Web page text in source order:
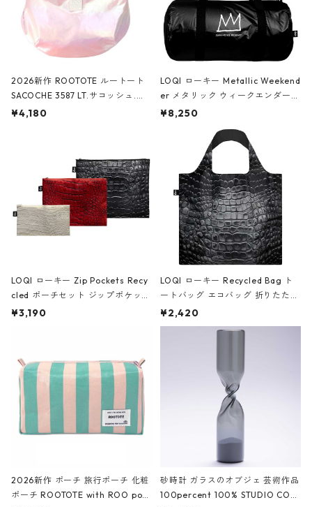
2026新作 ROOTOTE ルートート
SACOCHE 3587 LT.サコッシュ.ル
ミエ-B ショルダーバッグ グロスピ
¥4,180
LOQI ローキー Metallic Weekend
er メタリック ウィークエンダー
ボストンバッグ ショルダーバッグ
Black ジャン=ミッシェル・バスキ
ア/クラウン ブラック
¥8,250
LOQI ローキー Zip Pockets Recy
cled ポーチセット ジップポケット
ファスナーポーチ 撥水加工 トラベ
ーガンディー、オフホワイト
¥3,190
LOQI ローキー Recycled Bag ト
ートバッグ エコバッグ 折りたたみ
大きめ 撥水加工 収納ポーチ CRO
CODILE/Black クロコダイル/ブラ
¥2,420
2026新作 ポーチ 旅行ポーチ 化粧
ポーチ ROOTOTE with ROO pou
砂時計 ガラスのオブジェ 芸術作品
100percent 100% STUDIO COH